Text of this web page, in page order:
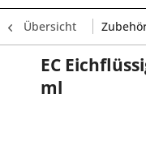
Übersicht
EC
ml